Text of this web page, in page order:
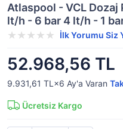
Atlaspool - VCL Dozaj
lt/h - 6 bar 4 lt/h - 1
İlk Yorumu Siz
52.968,56 TL
9.931,61 TL×6 Ay'a Varan
Ücretsiz Kargo